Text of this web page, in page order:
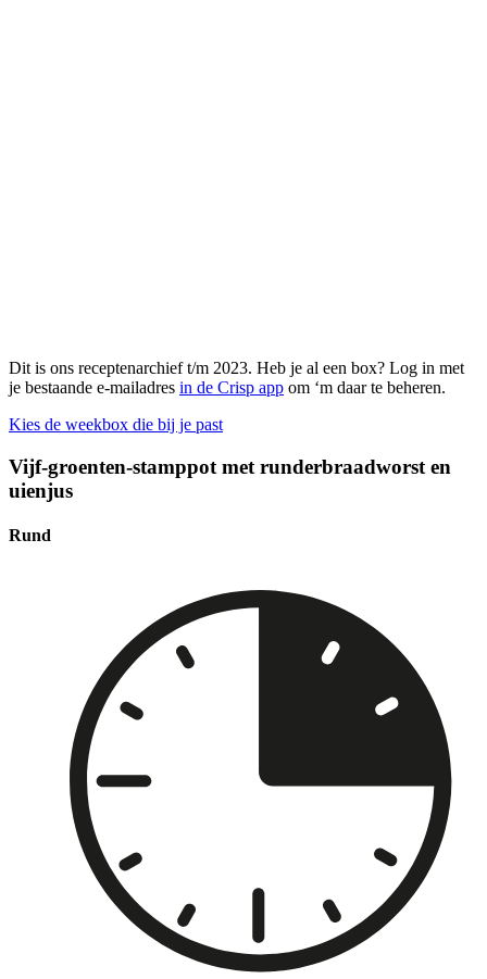
Dit is ons receptenarchief t/m 2023. Heb je al een box? Log in met
je bestaande e-mailadres in de Crisp app om ‘m daar te beheren.
Kies de weekbox die bij je past
Vijf-groenten-stamppot met runderbraadworst en
uienjus
Rund